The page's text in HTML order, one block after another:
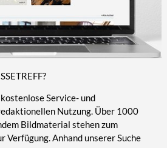
Service- und
Nutzung. Über 1000
Bildmaterial stehen zum
Verfügung. Anhand unserer Suche